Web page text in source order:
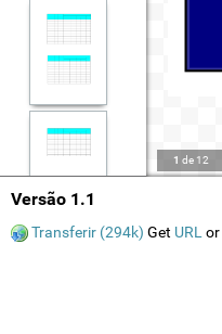
1 de 12
Versão 1.1
Transferir (294k) Get URL or